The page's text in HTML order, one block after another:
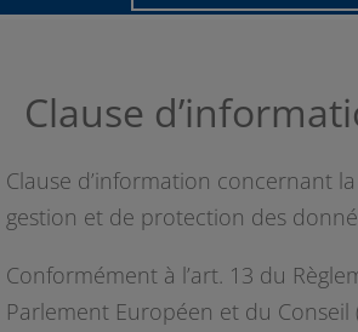
Clause
Clause d’information concernant
gestion et de protection des
Conformément à l’art. 13 du
Parlement Européen et du Conseil